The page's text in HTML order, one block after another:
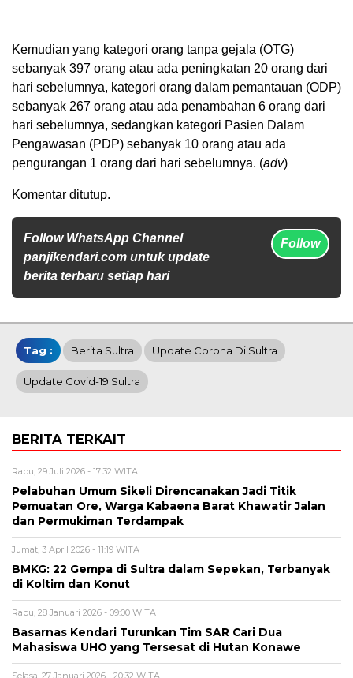
Kemudian yang kategori orang tanpa gejala (OTG)
sebanyak 397 orang atau ada peningkatan 20 orang dari
hari sebelumnya, kategori orang dalam pemantauan (ODP)
sebanyak 267 orang atau ada penambahan 6 orang dari
hari sebelumnya, sedangkan kategori Pasien Dalam
Pengawasan (PDP) sebanyak 10 orang atau ada
pengurangan 1 orang dari hari sebelumnya. (adv)
Komentar ditutup.
Follow WhatsApp Channel
panjikendari.com untuk update
berita terbaru setiap hari
Follow
Tag : Berita Sultra Update Corona Di Sultra
Update Covid-19 Sultra
BERITA TERKAIT
Rabu, 29 Juli 2026 - 17:32 WITA
Pelabuhan Umum Sikeli Direncanakan Jadi Titik
Pemuatan Ore, Warga Kabaena Barat Khawatir Jalan
dan Permukiman Terdampak
Jumat, 3 April 2026 - 11:19 WITA
BMKG: 22 Gempa di Sultra dalam Sepekan, Terbanyak
di Koltim dan Konut
Rabu, 28 Januari 2026 - 09:00 WITA
Basarnas Kendari Turunkan Tim SAR Cari Dua
Mahasiswa UHO yang Tersesat di Hutan Konawe